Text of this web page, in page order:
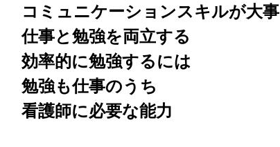
コミュニケーションスキルが大事
仕事と勉強を両立する
効率的に勉強するには
勉強も仕事のうち
看護師に必要な能力